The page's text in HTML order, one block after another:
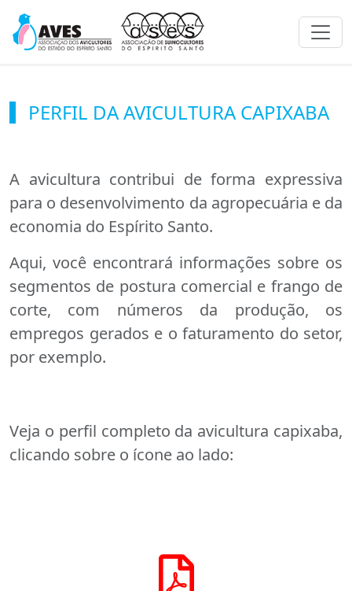
PERFIL DA AVICULTURA CAPIXABA
A avicultura contribui de forma expressiva
para o desenvolvimento da agropecuária e da
economia do Espírito Santo.
Aqui, você encontrará informações sobre os
segmentos de postura comercial e frango de
corte, com números da produção, os
empregos gerados e o faturamento do setor,
por exemplo.
Veja o perfil completo da avicultura capixaba,
clicando sobre o ícone ao lado: